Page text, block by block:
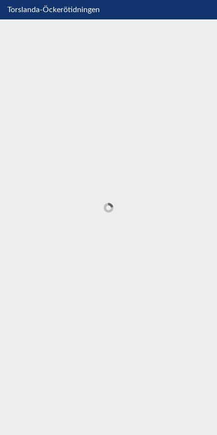
Torslanda-Öckerötidningen